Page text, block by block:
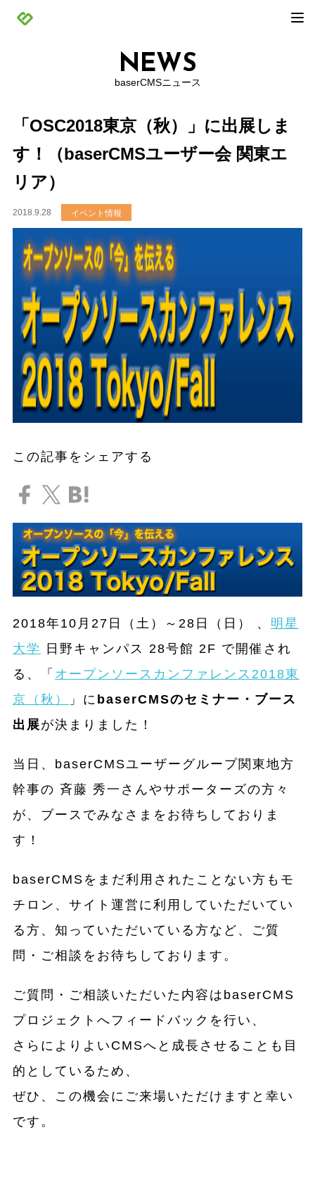
NEWS
baserCMSニュース
「OSC2018東京（秋）」に出展しま
す！（baserCMSユーザー会 関東エ
リア）
2018.9.28 イベント情報
この記事をシェアする
2018年10月27日（土）～28日（日） 、 明星
大学
日野キャンパス 28号館 2F で開催され
る、
「 オープンソースカンファレンス2018東
京（秋）
」に baserCMSのセミナー・ブース
出展が決まりました！
当日、baserCMSユーザーグループ関東地方
幹事の 斉藤 秀一さんやサポーターズの方々
が、ブースでみなさまをお待ちしておりま
す！
baserCMSをまだ利用されたことない方もモ
チロン、サイト運営に利用していただいてい
る方、知っていただいている方など、ご質
問・ご相談をお待ちしております。
ご質問・ご相談いただいた内容はbaserCMS
プロジェクトへフィードバックを行い、
さらによりよいCMSへと成長させることも目
的としているため、
ぜひ、この機会にご来場いただけますと幸い
です。